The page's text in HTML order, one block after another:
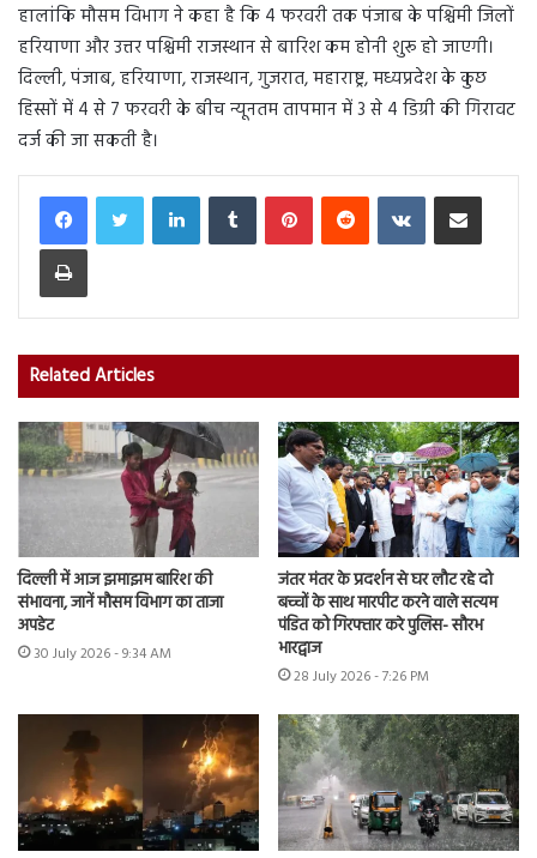
हालांकि मौसम विभाग ने कहा है कि 4 फरवरी तक पंजाब के पश्चिमी जिलों
हरियाणा और उत्तर पश्चिमी राजस्थान से बारिश कम होनी शुरू हो जाएगी।
दिल्ली, पंजाब, हरियाणा, राजस्थान, गुजरात, महाराष्ट्र, मध्यप्रदेश के कुछ
हिस्सों में 4 से 7 फरवरी के बीच न्यूनतम तापमान में 3 से 4 डिग्री की गिरावट
दर्ज की जा सकती है।
LinkedInTumblr PinterestReddit VKontakteShare via Email
Print
Related Articles
दिल्ली में आज झमाझम बारिश की
संभावना, जानें मौसम विभाग का ताजा
अपडेट
30 July 2026 - 9:34 AM
जंतर मंतर के प्रदर्शन से घर लौट रहे दो
बच्चों के साथ मारपीट करने वाले सत्यम
पंडित को गिरफ्तार करे पुलिस- सौरभ
भारद्वाज
28 July 2026 - 7:26 PM